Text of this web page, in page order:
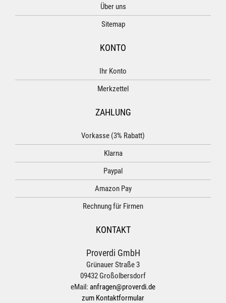
Über uns
Sitemap
KONTO
Ihr Konto
Merkzettel
ZAHLUNG
Vorkasse (3% Rabatt)
Klarna
Paypal
Amazon Pay
Rechnung für Firmen
KONTAKT
Proverdi GmbH
Grünauer Straße 3
09432 Großolbersdorf
eMail: anfragen@proverdi.de
zum Kontaktformular